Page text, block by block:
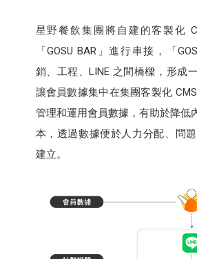
星野餐飲集團將自建的客製化
「GOSU BAR」進行串接，「
銷、工程、LINE 之間橋樑，形成
讓會員數據集中在集團客製化
管理和運用會員數據，有助於降低
本，透過數據便於人力分配、問
建立。